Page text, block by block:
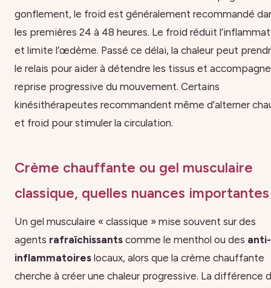
gonflement, le froid est généralement recommandé
les premières 24 à 48 heures. Le froid réduit
et limite l’œdème. Passé ce délai, la chaleur peut
le relais pour aider à détendre les tissus et
reprise progressive du mouvement. Certains
kinésithérapeutes recommandent même d’alterner
et froid pour stimuler la circulation.
Crème chauffante ou gel musculaire
classique, quelles nuances importantes
Un gel musculaire « classique » mise souvent sur des
agents rafraîchissants comme le menthol ou des anti-
inflammatoires locaux, alors que la crème chauffante
cherche à créer une chaleur progressive. La différence